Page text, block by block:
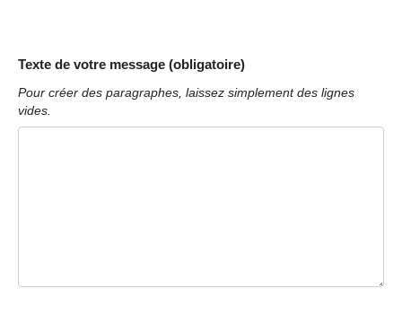
Texte de votre message (obligatoire)
Pour créer des paragraphes, laissez simplement des lignes
vides.